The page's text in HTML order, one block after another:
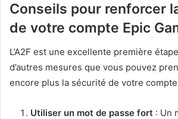
Conseils pour renforcer
de votre compte Epic
L’A2F est une excellente première
d’autres mesures que vous pouvez
encore plus la sécurité de votre
Utiliser un mot de passe fort : Un